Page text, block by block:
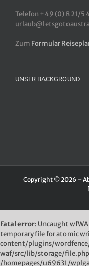
Telefon +49 (0) 8 21/5
Zum Formular
UNSER BACKGROUND
Copyright © 2026 –
Fatal error: Uncaught
temporary file for atomic
content/plugins/
waf/src/lib/storage/
/homepages/u69631/